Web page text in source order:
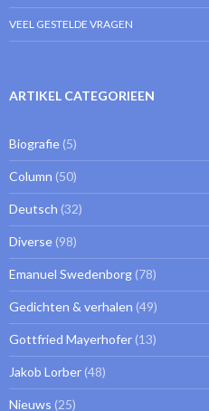
VEEL GESTELDE VRAGEN
ARTIKEL CATEGORIEEN
Biografie (5)
Column (50)
Deutsch (32)
Diverse (98)
Emanuel Swedenborg (78)
Gedichten & verhalen (49)
Gottfried Mayerhofer (13)
Jakob Lorber (48)
Nieuws (25)